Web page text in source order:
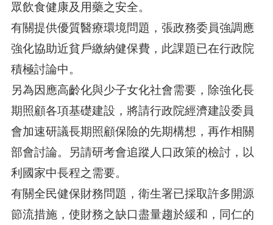
眾飲食健康及用藥之安全。
有關提供優質醫療環境問題，張政務委員強調應
強化協助近貧戶繳納健保費，此課題已在行政院
積極討論中。
另為因應高齡化與少子女化社會需要，除強化長
期照顧各項基礎建設，將請行政院經濟建設委員
會加速研議長期照顧保險的先期構想，再作相關
部會討論。另請研考會追蹤人口政策的檢討，以
利國家中長程之需要。
有關全民健保財務問題，衛生署已採取許多開源
節流措施，使財務之缺口盡量趨於緩和，同仁的